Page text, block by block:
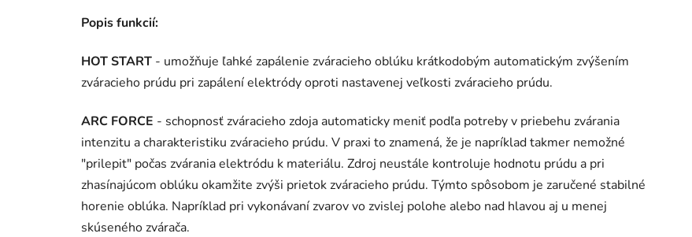
Popis funkcií:
HOT START - umožňuje ľahké zapálenie zváracieho oblúku krátkodobým automatickým zvýšením
zváracieho prúdu pri zapálení elektródy oproti nastavenej veľkosti zváracieho prúdu.
ARC FORCE - schopnosť zváracieho zdoja automaticky meniť podľa potreby v priebehu zvárania
intenzitu a charakteristiku zváracieho prúdu. V praxi to znamená, že je napríklad takmer nemožné
"prilepit" počas zvárania elektródu k materiálu. Zdroj neustále kontroluje hodnotu prúdu a pri
zhasínajúcom oblúku okamžite zvýši prietok zváracieho prúdu. Týmto spôsobom je zaručené stabilné
horenie oblúka. Napríklad pri vykonávaní zvarov vo zvislej polohe alebo nad hlavou aj u menej
skúseného zvárača.